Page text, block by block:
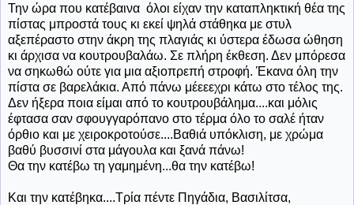
Την ώρα που κατέβαινα όλοι είχαν την καταπληκτική θέα της
πίστας μπροστά τους κι εκεί ψηλά στάθηκα με στυλ
αξεπέραστο στην άκρη της πλαγιάς κι ύστερα έδωσα ώθηση
κι άρχισα να κουτρουβαλάω. Σε πλήρη έκθεση. Δεν μπόρεσα
να σηκωθώ ούτε για μια αξιοπρεπή στροφή. Έκανα όλη την
πίστα σε βαρελάκια. Από πάνω μέεεεχρι κάτω στο τέλος της.
Δεν ήξερα ποια είμαι από το κουτρουβάλημα....και μόλις
έφτασα σαν σφουγγαρόπανο στο τέρμα όλο το σαλέ ήταν
όρθιο και με χειροκροτούσε....Βαθιά υπόκλιση, με χρώμα
βαθύ βυσσινί στα μάγουλα και ξανά πάνω!
Θα την κατέβω τη γαμημένη...θα την κατέβω!
Και την κατέβηκα....Τρία πέντε Πηγάδια, Βασιλίτσα,